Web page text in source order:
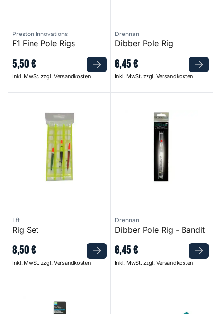
Preston Innovations
F1 Fine Pole Rigs
5,50€
Inkl. MwSt. zzgl. Versandkosten
Drennan
Dibber Pole Rig
6,45€
Inkl. MwSt. zzgl. Versandkosten
Lft
Rig Set
8,50€
Inkl. MwSt. zzgl. Versandkosten
Drennan
Dibber Pole Rig - Bandit
6,45€
Inkl. MwSt. zzgl. Versandkosten